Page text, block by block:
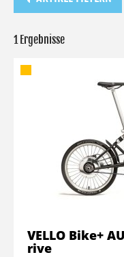
1 Ergebnisse
VELLO Bike+
rive